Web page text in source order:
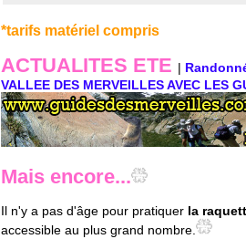
*tarifs matériel compris
ACTUALITES ETE |
VALLEE DES MERVEILLES AVEC LES
Mais encore...
Il n'y a pas d'âge pour pratiquer la
accessible au plus grand nombre.